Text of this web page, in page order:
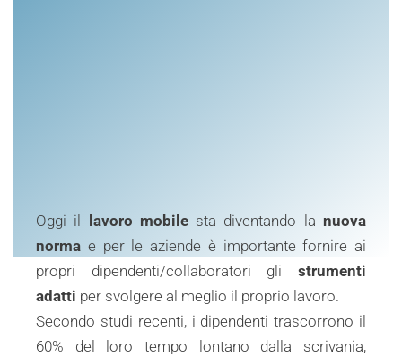
Oggi il lavoro mobilesta diventando lanuova
norma e per le aziende è importante fornire ai
propri dipendenti/collaboratori gli strumenti
adatti per svolgere al meglio il proprio lavoro.
Secondo studi recenti, i dipendenti trascorrono il
60% del loro tempo lontano dalla scrivania,